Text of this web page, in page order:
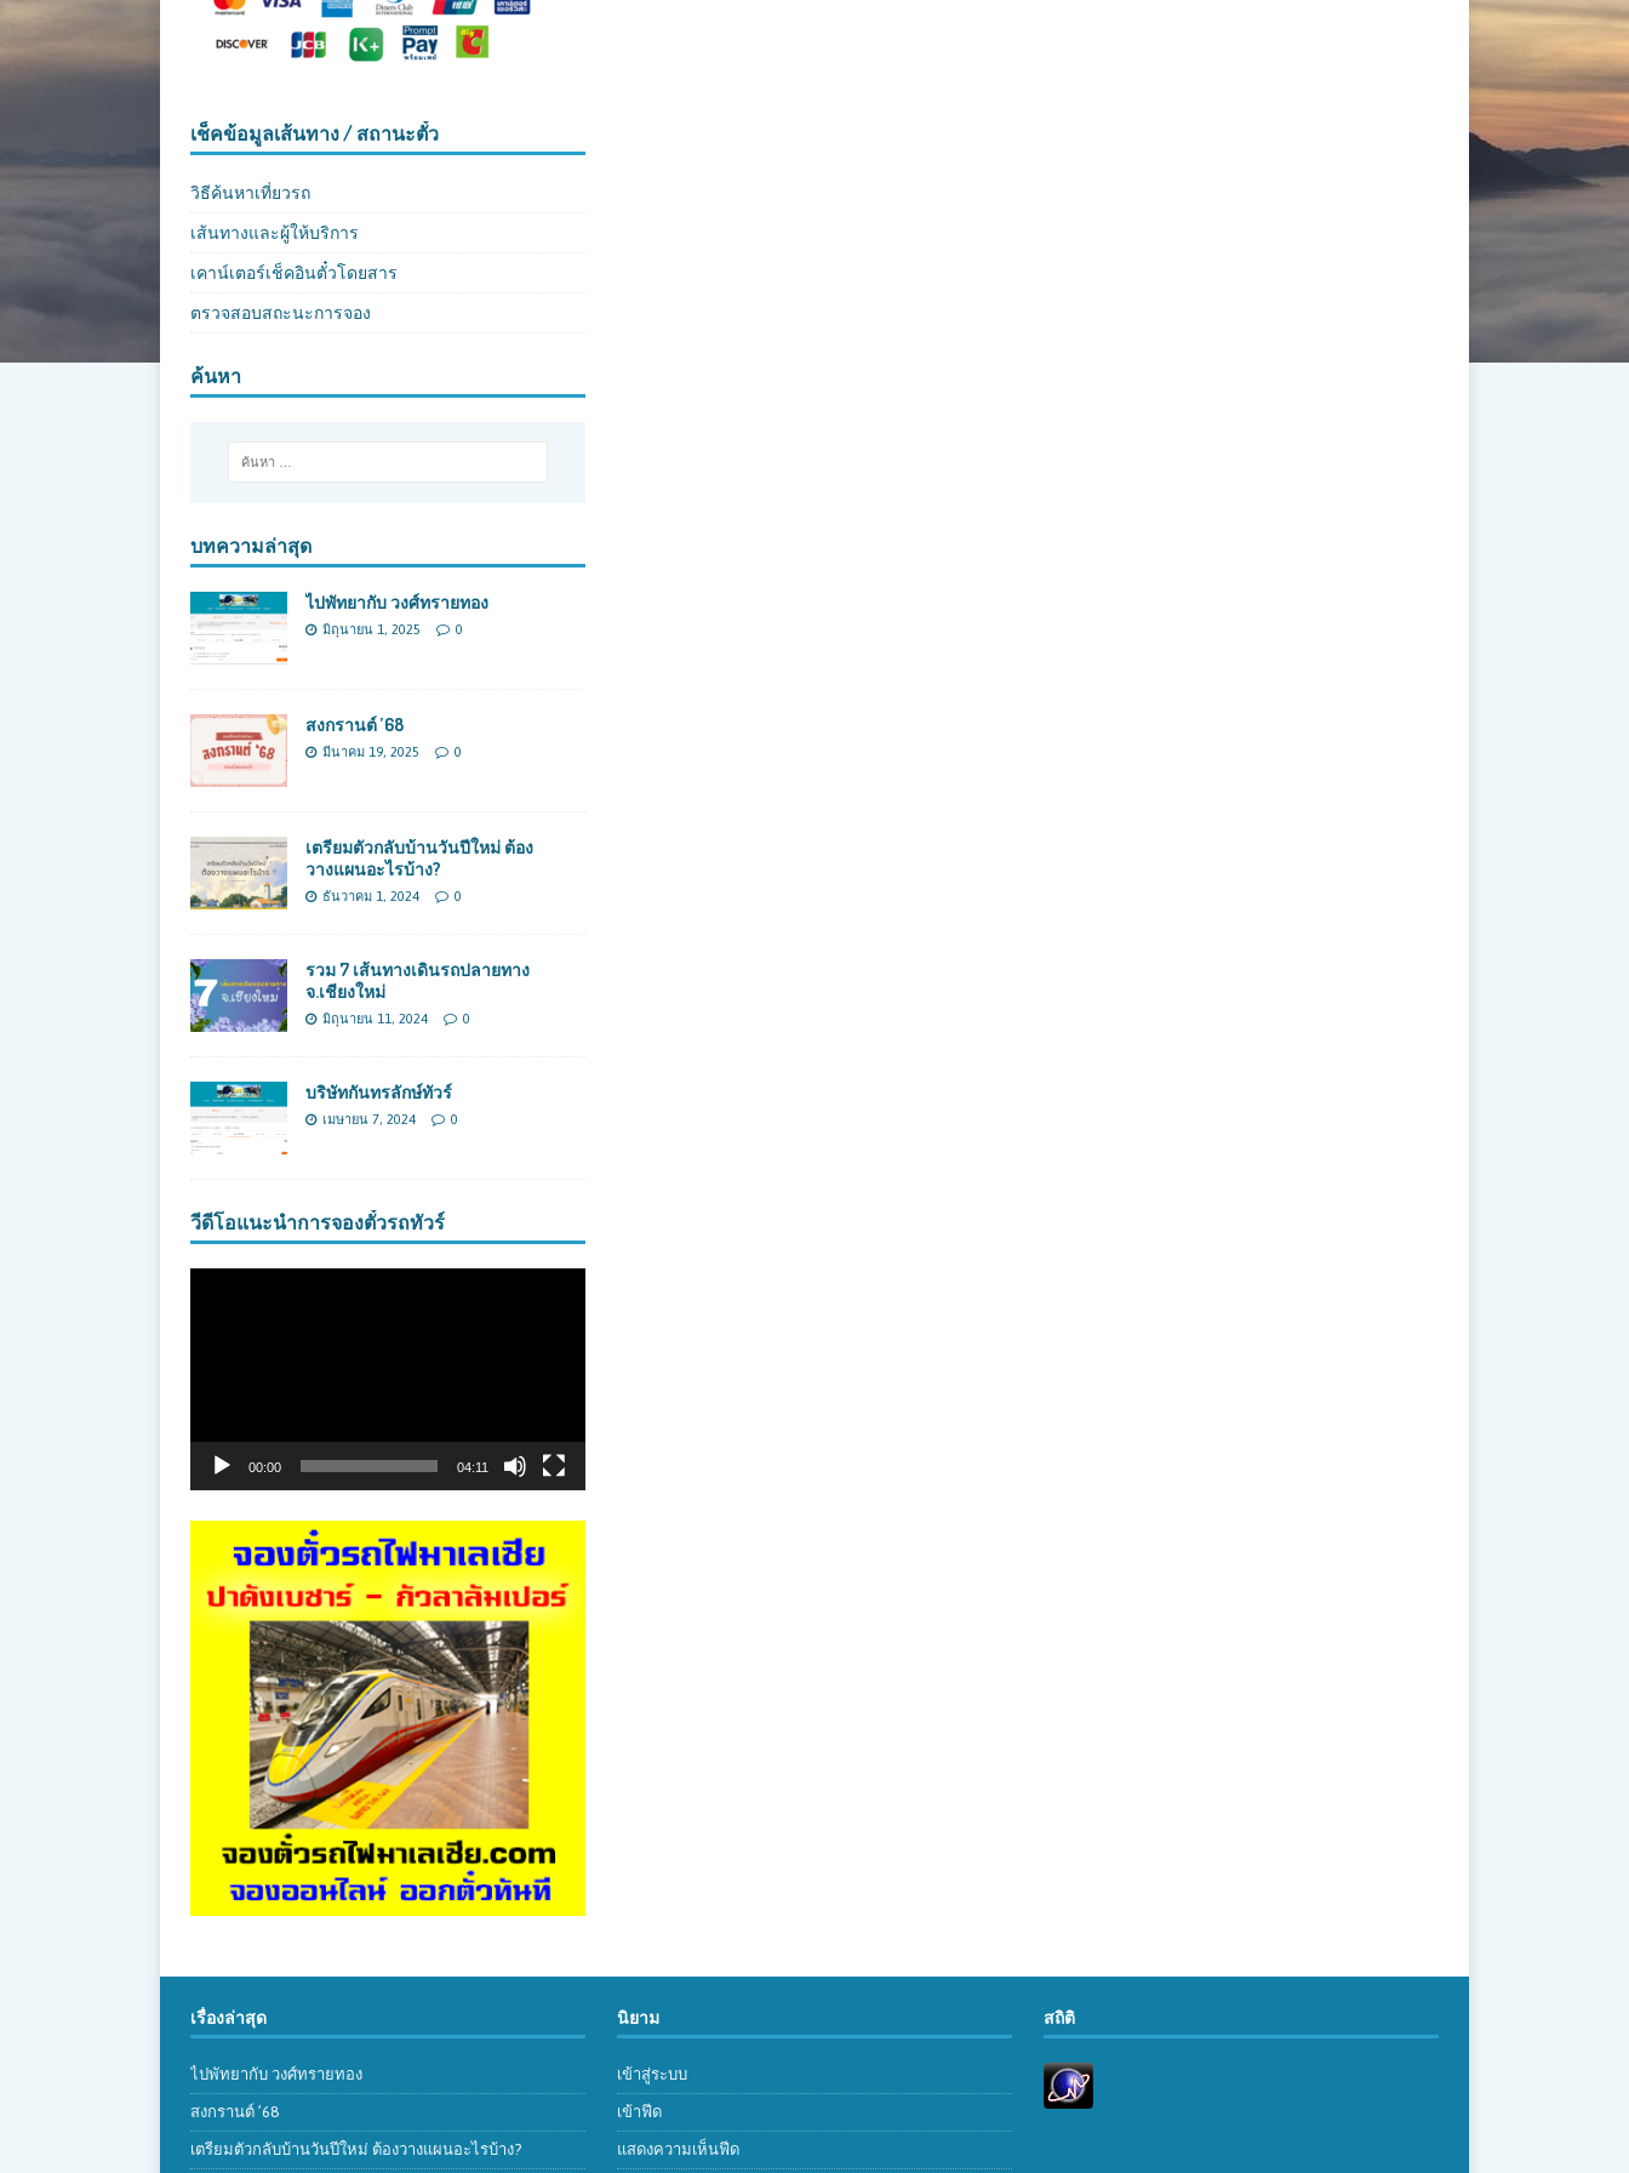
เช็คข้อมูลเส้นทาง / สถานะตั๋ว
วิธีค้นหาเที่ยวรถ
เส้นทางและผู้ให้บริการ
เคาน์เตอร์เช็คอินตั๋วโดยสาร
ตรวจสอบสถะนะการจอง
ค้นหา
บทความล่าสุด
ไปพัทยากับ วงศ์ทรายทอง
มิถุนายน 1, 2025 0
สงกรานต์ ’68
มีนาคม 19, 2025 0
เตรียมตัวกลับบ้านวันปีใหม่ ต้อง
วางแผนอะไรบ้าง?
ธันวาคม 1, 2024 0
รวม 7 เส้นทางเดินรถปลายทาง
จ.เชียงใหม่
มิถุนายน 11, 2024 0
บริษัทกันทรลักษ์ทัวร์
เมษายน 7, 2024 0
วีดีโอแนะนำการจองตั๋วรถทัวร์
00:00 04:11
เรื่องล่าสุด
ไปพัทยากับ วงศ์ทรายทอง
สงกรานต์ ’68
เตรียมตัวกลับบ้านวันปีใหม่ ต้องวางแผนอะไรบ้าง?
นิยาม
เข้าสู่ระบบ
เข้าฟีด
แสดงความเห็นฟีด
สถิติ